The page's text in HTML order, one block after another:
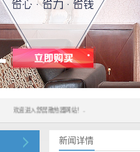
欢迎进入舒居散热器网站！....
新闻详情